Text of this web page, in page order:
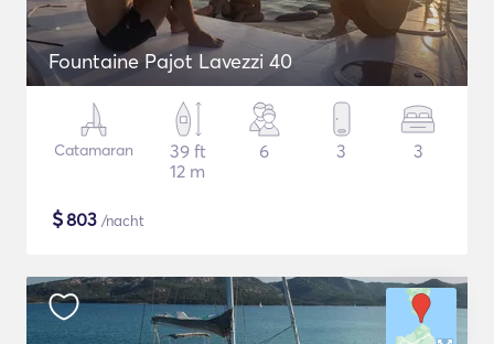
Fountaine Pajot Lavezzi 40
Catamaran
39 ft
12 m
6 3 3
$803 /nacht